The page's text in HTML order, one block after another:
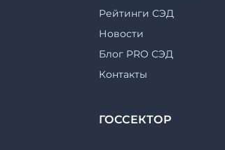
Рейтинги СЭД
Новости
Блог PRO СЭД
Контакты
ГОССЕКТОР